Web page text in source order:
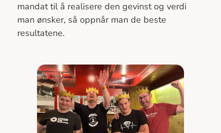
mandat til å realisere den gevinst og verdi
man ønsker, så oppnår man de beste
resultatene.